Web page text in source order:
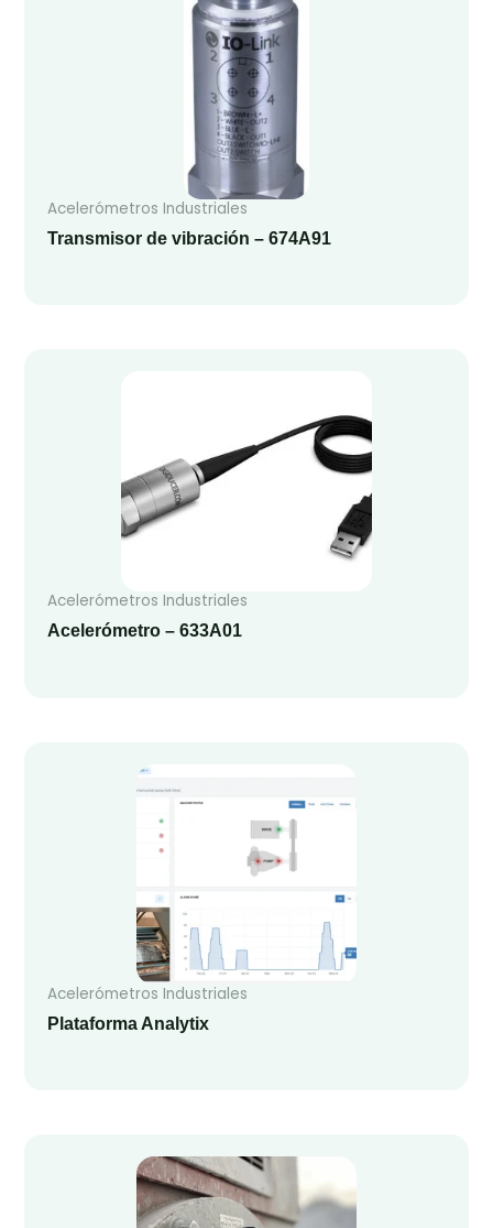
Acelerómetros Industriales
Transmisor de vibración – 674A91
Acelerómetros Industriales
Acelerómetro – 633A01
Acelerómetros Industriales
Plataforma Analytix